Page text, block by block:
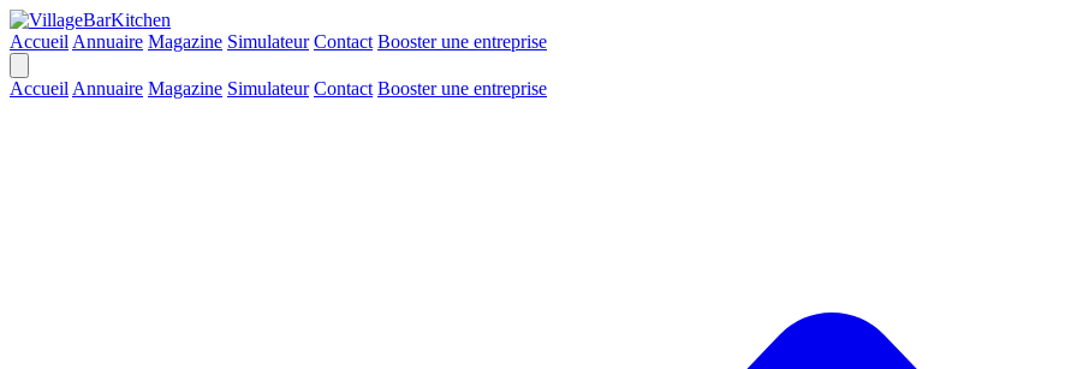
Accueil Annuaire Magazine Simulateur Contact Booster une entreprise
Accueil Annuaire Magazine Simulateur Contact Booster une entreprise